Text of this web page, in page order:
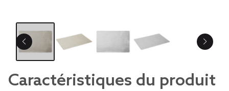
Caractéristiques du produit